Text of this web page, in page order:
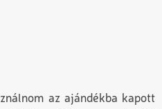
az ajándékba kapott